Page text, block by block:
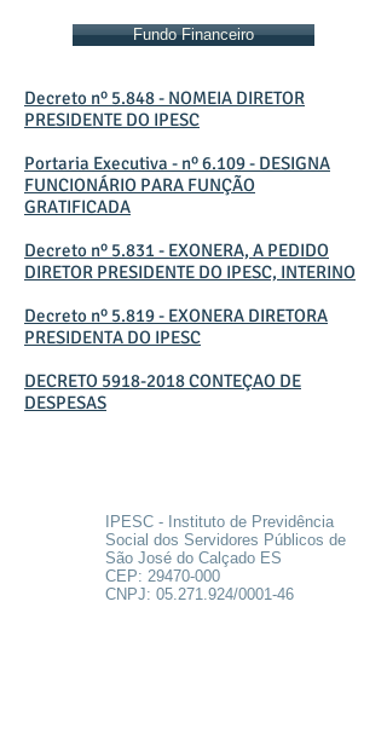
Fundo Financeiro
Decreto nº 5.848 - NOMEIA DIRETOR
PRESIDENTE DO IPESC
Portaria Executiva - nº 6.109 - DESIGNA
FUNCIONÁRIO PARA FUNÇÃO
GRATIFICADA
Decreto nº 5.831 - EXONERA, A PEDIDO
DIRETOR PRESIDENTE DO IPESC, INTERINO
Decreto nº 5.819 - EXONERA DIRETORA
PRESIDENTA DO IPESC
DECRETO 5918-2018 CONTEÇAO DE
DESPESAS
IPESC - Instituto de Previdência
Social dos Servidores Públicos de
São José do Calçado ES
CEP: 29470-000
CNPJ: 05.271.924/0001-46